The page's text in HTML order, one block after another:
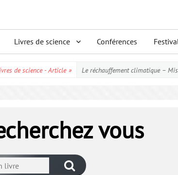
Livres de science Conférences
de science - Article » Le réchauffement climatique –
vous